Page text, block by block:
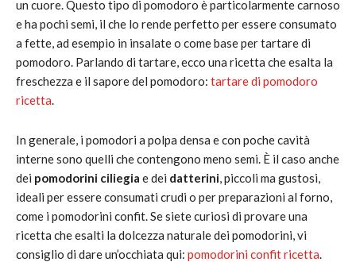
un cuore. Questo tipo di pomodoro è particolarmente carnoso
e ha pochi semi, il che lo rende perfetto per essere consumato
a fette, ad esempio in insalate o come base per tartare di
pomodoro. Parlando di tartare, ecco una ricetta che esalta la
freschezza e il sapore del pomodoro: tartare di pomodoro
ricetta.
In generale, i pomodori a polpa densa e con poche cavità
interne sono quelli che contengono meno semi. È il caso anche
dei pomodorini ciliegia e dei datterini, piccoli ma gustosi,
ideali per essere consumati crudi o per preparazioni al forno,
come i pomodorini confit. Se siete curiosi di provare una
ricetta che esalti la dolcezza naturale dei pomodorini, vi
consiglio di dare un’occhiata qui: pomodorini confit ricetta.